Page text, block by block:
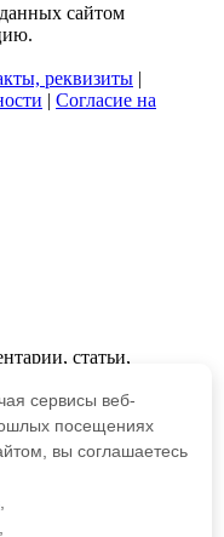
сайтом
реквизиты |
| Согласие на
статьи,
на себя всю
и разрешение
всяческую
вопросах.
незаконно
сервисы веб-
посещениях
вы соглашаетесь